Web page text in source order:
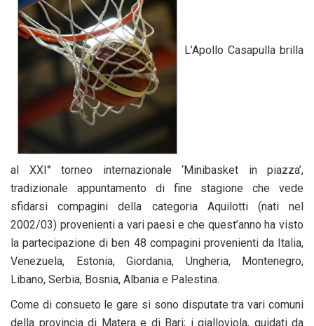
L’Apollo Casapulla brilla
al XXI° torneo internazionale ‘Minibasket in piazza’,
tradizionale appuntamento di fine stagione che vede
sfidarsi compagini della categoria Aquilotti (nati nel
2002/03) provenienti a vari paesi e che quest’anno ha visto
la partecipazione di ben 48 compagini provenienti da Italia,
Venezuela, Estonia, Giordania, Ungheria, Montenegro,
Libano, Serbia, Bosnia, Albania e Palestina.
Come di consueto le gare si sono disputate tra vari comuni
della provincia di Matera e di Bari; i gialloviola, guidati da